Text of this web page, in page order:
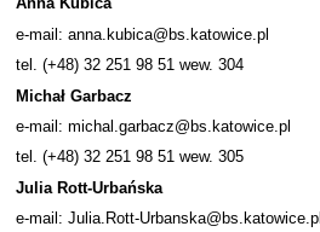
Anna Kubica
e-mail: anna.kubica@bs.katowice.pl
tel. (+48) 32 251 98 51 wew. 304
Michał Garbacz
e-mail: michal.garbacz@bs.katowice.pl
tel. (+48) 32 251 98 51 wew. 305
Julia Rott-Urbańska
e-mail: Julia.Rott-Urbanska@bs.katowice.pl